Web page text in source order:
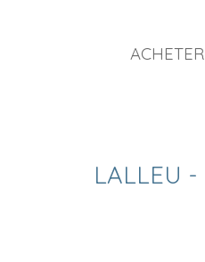
ACHETER
LALLEU